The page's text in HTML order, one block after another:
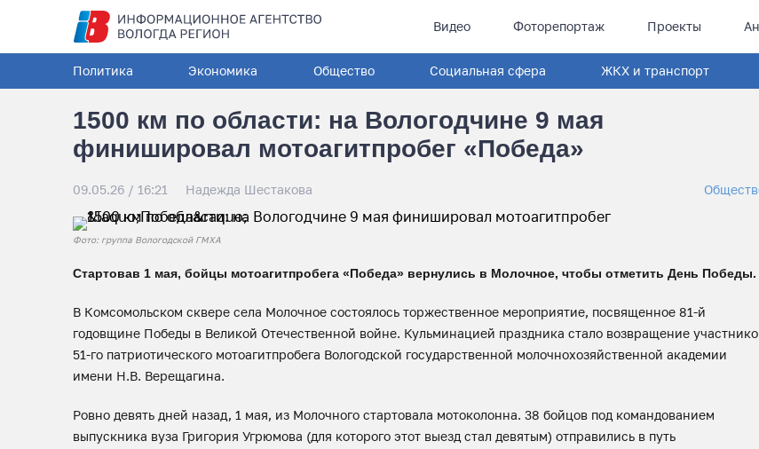
Видео Фоторепортаж Проекты
Политика Экономика Общество Социальная сфера ЖКХ и транспорт
1500 км по области: на Вологодчине 9 мая
финишировал мотоагитпробег «Победа»
09.05.26 / 16:21 Надежда Шестакова
Фото: группа Вологодской ГМХА
Стартовав 1 мая, бойцы мотоагитпробега «Победа» вернулись в Молочное, чтобы отметить День Победы.
В Комсомольском сквере села Молочное состоялось торжественное мероприятие, посвященное 81-й
годовщине Победы в Великой Отечественной войне. Кульминацией праздника стало возвращение
51-го патриотического мотоагитпробега Вологодской государственной молочнохозяйственной академии
имени Н.В. Верещагина.
Ровно девять дней назад, 1 мая, из Молочного стартовала мотоколонна. 38 бойцов под командованием
выпускника вуза Григория Угрюмова (для которого этот выезд стал девятым) отправились в путь